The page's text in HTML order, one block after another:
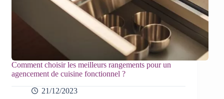
Comment choisir les meilleurs rangements pour un
agencement de cuisine fonctionnel ?
21/12/2023